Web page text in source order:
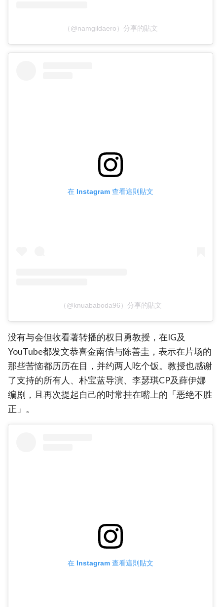
（@namgildaero）分享的貼文
在 Instagram 查看這則貼文
（@knuababoda96）分享的貼文
没有与会但收看著转播的权日勇教授，在IG及
YouTube都发文恭喜金南佶与陈善圭，表示在片场的
那些苦恼都历历在目，并约两人吃个饭。教授也感谢
了支持的所有人、朴宝蓝导演、李瑟琪CP及薛伊娜
编剧，且再次提起自己的时常挂在嘴上的「恶绝不胜
正」。
在 Instagram 查看這則貼文